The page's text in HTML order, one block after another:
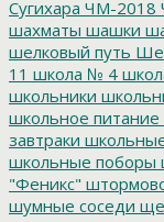
Сугихара ЧМ-2018
шахматы шашки
шелковый путь
11 школа № 4
школьники
школьное питание
завтраки
школьные поборы
"Феникс"
шумные соседи